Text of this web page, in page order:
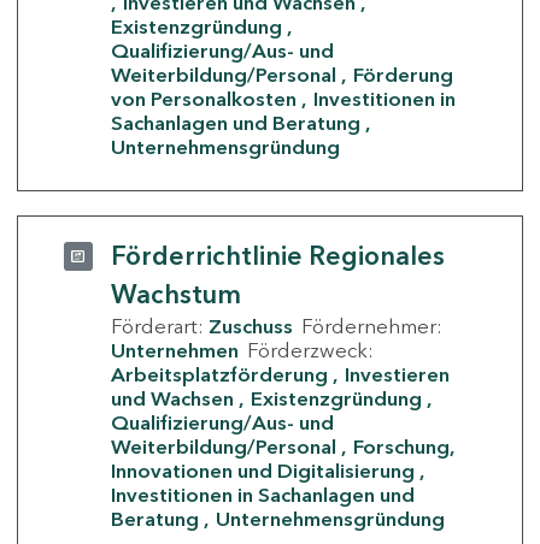
Existenzgründung
Qualifizierung/Aus- und
Weiterbildung/Personal
Förderung
von Personalkosten
Investitionen in
Sachanlagen und Beratung
Unternehmensgründung
Förderrichtlinie Regionales
Wachstum
Förderart: Zuschuss Fördernehmer:
Unternehmen Förderzweck:
Arbeitsplatzförderung
Investieren
und Wachsen
Existenzgründung
Qualifizierung/Aus- und
Weiterbildung/Personal
Forschung,
Innovationen und Digitalisierung
Investitionen in Sachanlagen und
Beratung
Unternehmensgründung